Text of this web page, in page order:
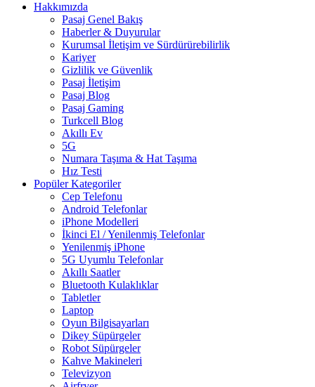
Hakkımızda
Pasaj Genel Bakış
Haberler & Duyurular
Kurumsal İletişim ve Sürdürürebilirlik
Kariyer
Gizlilik ve Güvenlik
Pasaj İletişim
Pasaj Blog
Pasaj Gaming
Turkcell Blog
Akıllı Ev
5G
Numara Taşıma & Hat Taşıma
Hız Testi
Popüler Kategoriler
Cep Telefonu
Android Telefonlar
iPhone Modelleri
İkinci El / Yenilenmiş Telefonlar
Yenilenmiş iPhone
5G Uyumlu Telefonlar
Akıllı Saatler
Bluetooth Kulaklıklar
Tabletler
Laptop
Oyun Bilgisayarları
Dikey Süpürgeler
Robot Süpürgeler
Kahve Makineleri
Televizyon